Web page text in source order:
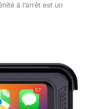
à l’arrêt est un